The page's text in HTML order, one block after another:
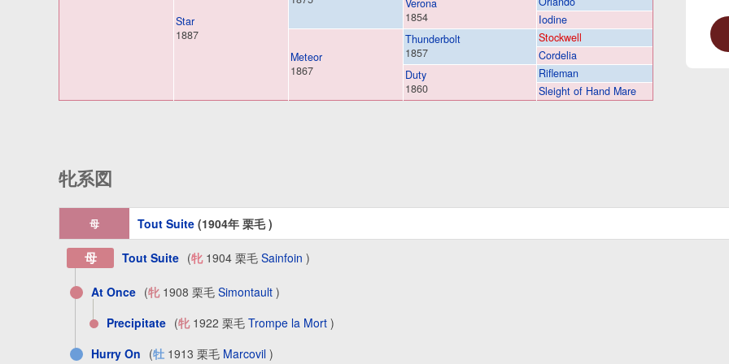
Star
1887
Verona
1854
Iodine
Meteor
1867
Thunderbolt
1857
Stockwell
Cordelia
Duty
1860
Rifleman
Sleight of Hand Mare
牝系図
母 Tout Suite (1904年 栗毛 )
母 Tout Suite (牝1904 栗毛 Sainfoin )
At Once (牝1908 栗毛 Simontault )
Precipitate (牝1922 栗毛 Trompe la Mort )
Hurry On (牡 1913 栗毛 Marcovil )